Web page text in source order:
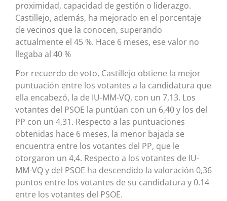
proximidad, capacidad de gestión o liderazgo.
Castillejo, además, ha mejorado en el porcentaje
de vecinos que la conocen, superando
actualmente el 45 %. Hace 6 meses, ese valor no
llegaba al 40 %
Por recuerdo de voto, Castillejo obtiene la mejor
puntuación entre los votantes a la candidatura que
ella encabezó, la de IU-MM-VQ, con un 7,13. Los
votantes del PSOE la puntúan con un 6,40 y los del
PP con un 4,31. Respecto a las puntuaciones
obtenidas hace 6 meses, la menor bajada se
encuentra entre los votantes del PP, que le
otorgaron un 4,4. Respecto a los votantes de IU-
MM-VQ y del PSOE ha descendido la valoración 0,36
puntos entre los votantes de su candidatura y 0.14
entre los votantes del PSOE.